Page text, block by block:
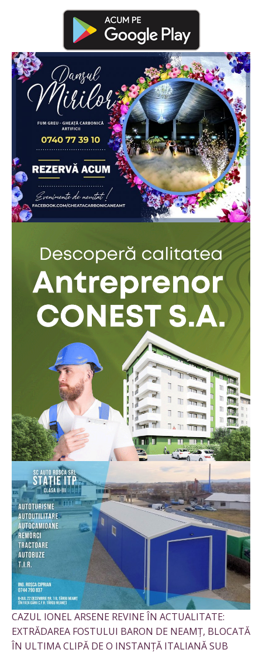
CAZUL IONEL ARSENE REVINE ÎN ACTUALITATE:
EXTRĂDAREA FOSTULUI BARON DE NEAMȚ, BLOCATĂ
ÎN ULTIMA CLIPĂ DE O INSTANȚĂ ITALIANĂ SUB